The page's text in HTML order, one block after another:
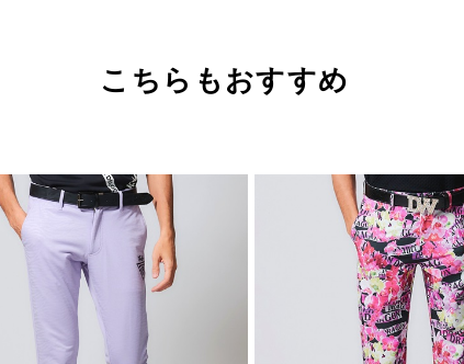
こちらもおすすめ